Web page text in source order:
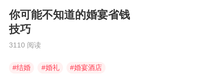
你可能不知道的婚宴省钱
技巧
3110 阅读
#结婚 #婚礼 #婚宴酒店